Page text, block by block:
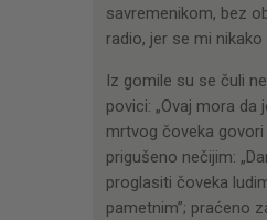
savremenikom, bez
radio, jer se mi
Iz gomile su se čuli
povici: „Ovaj mora da
mrtvog čoveka govori
prigušeno nečijim:
proglasiti čoveka
pametnim”; praćeno